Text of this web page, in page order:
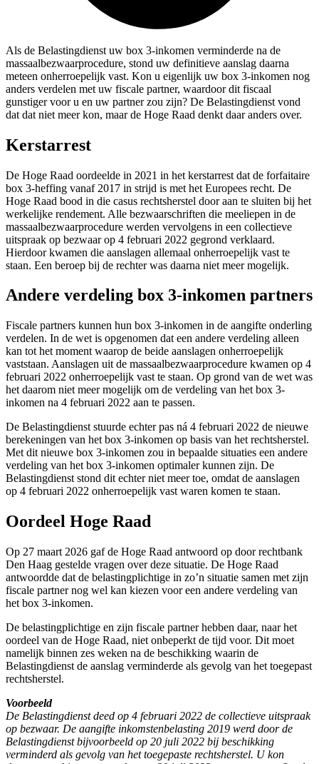
Als de Belastingdienst uw box 3-inkomen verminderde na de
massaalbezwaarprocedure, stond uw definitieve aanslag daarna
meteen onherroepelijk vast. Kon u eigenlijk uw box 3-inkomen nog
anders verdelen met uw fiscale partner, waardoor dit fiscaal
gunstiger voor u en uw partner zou zijn? De Belastingdienst vond
dat dat niet meer kon, maar de Hoge Raad denkt daar anders over.
Kerstarrest
De Hoge Raad oordeelde in 2021 in het kerstarrest dat de forfaitaire
box 3-heffing vanaf 2017 in strijd is met het Europees recht. De
Hoge Raad bood in die casus rechtsherstel door aan te sluiten bij het
werkelijke rendement. Alle bezwaarschriften die meeliepen in de
massaalbezwaarprocedure werden vervolgens in een collectieve
uitspraak op bezwaar op 4 februari 2022 gegrond verklaard.
Hierdoor kwamen die aanslagen allemaal onherroepelijk vast te
staan. Een beroep bij de rechter was daarna niet meer mogelijk.
Andere verdeling box 3-inkomen partners
Fiscale partners kunnen hun box 3-inkomen in de aangifte onderling
verdelen. In de wet is opgenomen dat een andere verdeling alleen
kan tot het moment waarop de beide aanslagen onherroepelijk
vaststaan. Aanslagen uit de massaalbezwaarprocedure kwamen op 4
februari 2022 onherroepelijk vast te staan. Op grond van de wet was
het daarom niet meer mogelijk om de verdeling van het box 3-
inkomen na 4 februari 2022 aan te passen.
De Belastingdienst stuurde echter pas ná 4 februari 2022 de nieuwe
berekeningen van het box 3-inkomen op basis van het rechtsherstel.
Met dit nieuwe box 3-inkomen zou in bepaalde situaties een andere
verdeling van het box 3-inkomen optimaler kunnen zijn. De
Belastingdienst stond dit echter niet meer toe, omdat de aanslagen
op 4 februari 2022 onherroepelijk vast waren komen te staan.
Oordeel Hoge Raad
Op 27 maart 2026 gaf de Hoge Raad antwoord op door rechtbank
Den Haag gestelde vragen over deze situatie. De Hoge Raad
antwoordde dat de belastingplichtige in zo’n situatie samen met zijn
fiscale partner nog wel kan kiezen voor een andere verdeling van
het box 3-inkomen.
De belastingplichtige en zijn fiscale partner hebben daar, naar het
oordeel van de Hoge Raad, niet onbeperkt de tijd voor. Dit moet
namelijk binnen zes weken na de beschikking waarin de
Belastingdienst de aanslag verminderde als gevolg van het toegepast
rechtsherstel.
Voorbeeld
De Belastingdienst deed op 4 februari 2022 de collectieve uitspraak
op bezwaar. De aangifte inkomstenbelasting 2019 werd door de
Belastingdienst bijvoorbeeld op 20 juli 2022 bij beschikking
verminderd als gevolg van het toegepaste rechtsherstel. U kon